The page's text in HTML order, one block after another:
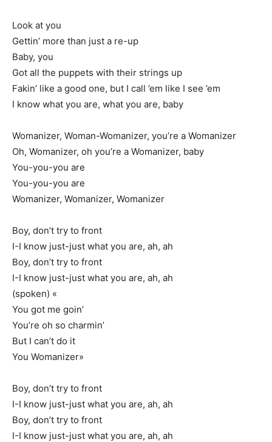
Look at you
Gettin’ more than just a re-up
Baby, you
Got all the puppets with their strings up
Fakin’ like a good one, but I call ’em like I see ’em
I know what you are, what you are, baby
Womanizer, Woman-Womanizer, you’re a Womanizer
Oh, Womanizer, oh you’re a Womanizer, baby
You-you-you are
You-you-you are
Womanizer, Womanizer, Womanizer
Boy, don’t try to front
I-I know just-just what you are, ah, ah
Boy, don’t try to front
I-I know just-just what you are, ah, ah
(spoken) «
You got me goin’
You’re oh so charmin’
But I can’t do it
You Womanizer»
Boy, don’t try to front
I-I know just-just what you are, ah, ah
Boy, don’t try to front
I-I know just-just what you are, ah, ah